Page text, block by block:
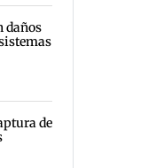
daños
de